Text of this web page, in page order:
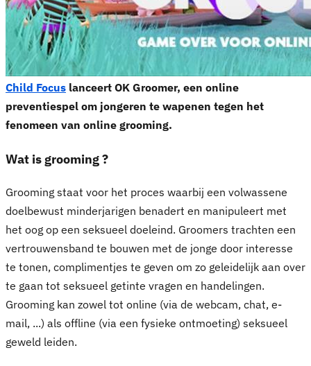
Child Focus lanceert OK Groomer, een online
preventiespel om jongeren te wapenen tegen het
fenomeen van online grooming.
Wat is grooming ?
Grooming staat voor het proces waarbij een volwassene
doelbewust minderjarigen benadert en manipuleert met
het oog op een seksueel doeleind. Groomers trachten een
vertrouwensband te bouwen met de jonge door interesse
te tonen, complimentjes te geven om zo geleidelijk aan over
te gaan tot seksueel getinte vragen en handelingen.
Grooming kan zowel tot online (via de webcam, chat, e-
mail, ...) als offline (via een fysieke ontmoeting) seksueel
geweld leiden.